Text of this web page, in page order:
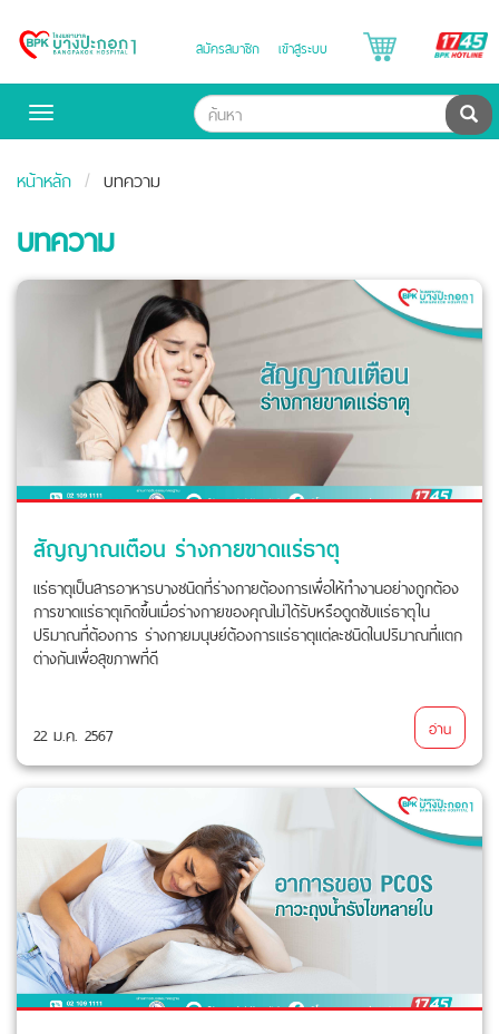
Bangpakok
สมัครสมาชิก เข้าสู่ระบบ
Toggle
ค้น
หน้าหลัก บทความ
บทความ
สัญญาณเตือน ร่างกายขาดแร่ธาตุ
แร่ธาตุเป็นสารอาหารบางชนิดที่ร่างกายต้องการเพื่อให้ทำงานอย่างถูกต้อง
การขาดแร่ธาตุเกิดขึ้นเมื่อร่างกายของคุณไม่ได้รับหรือดูดซับแร่ธาตุใน
ปริมาณที่ต้องการ ร่างกายมนุษย์ต้องการแร่ธาตุแต่ละชนิดในปริมาณที่แตก
ต่างกันเพื่อสุขภาพที่ดี
22 ม.ค. 2567 อ่าน